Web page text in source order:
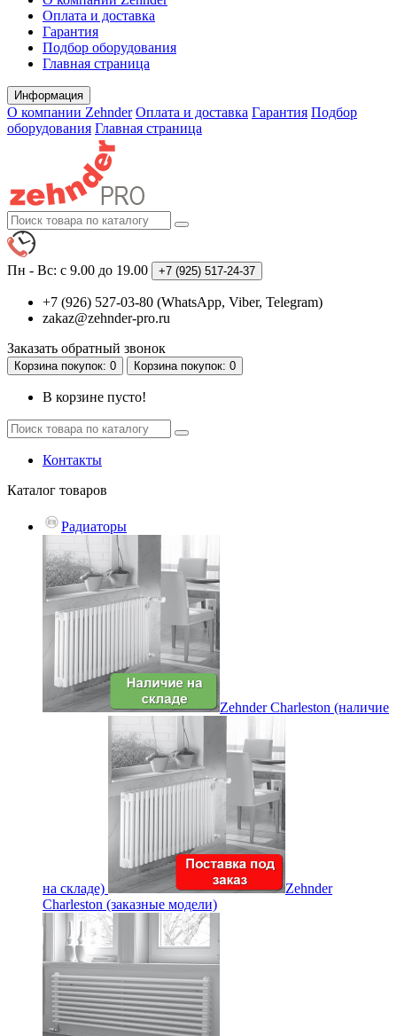
Оплата и доставка
Гарантия
Подбор оборудования
Главная страница
Информация
О компании Zehnder Оплата и доставка Гарантия Подбор
оборудования Главная страница
Пн - Вс: с 9.00 до 19.00 +7 (925) 517-24-37
+7 (926) 527-03-80 (WhatsApp, Viber, Telegram)
zakaz@zehnder-pro.ru
Заказать обратный звонок
Корзинапокупок: 0 Корзинапокупок: 0
В корзине пусто!
Контакты
Каталог товаров
Радиаторы
Zehnder Charleston (наличие
на складе)
Zehnder
Charleston (заказные модели)